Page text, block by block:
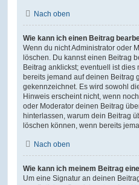
Nach oben
Wie kann ich einen Beitrag
Wenn du nicht Administrator oder
löschen. Du kannst einen Beitrag
Beitrag anklickst; eventuell ist
bereits jemand auf deinen Beitrag
gekennzeichnet. Es wird sowohl
Hinweis erscheint nicht, wenn
oder Moderator deinen Beitrag
hinterlassen, warum dein Beitrag
löschen können, wenn bereits
Nach oben
Wie kann ich meinem Beitrag
Um eine Signatur an deinen